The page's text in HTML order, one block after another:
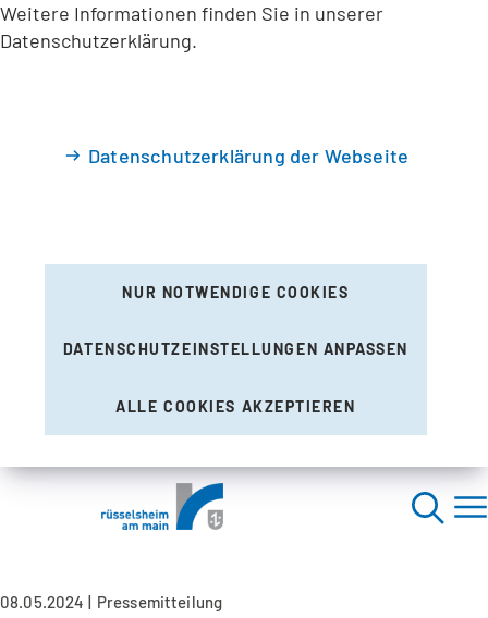
Weitere Informationen finden Sie in unserer
Datenschutzerklärung.
Datenschutzerklärung der Webseite
NUR NOTWENDIGE COOKIES
DATENSCHUTZEINSTELLUNGEN ANPASSEN
ALLE COOKIES AKZEPTIEREN
08.05.2024 Pressemitteilung